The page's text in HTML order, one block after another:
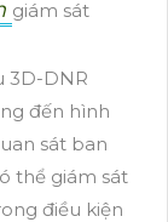
giám sát
3D-DNR
đến hình
sát ban
thể giám sát
điều kiện